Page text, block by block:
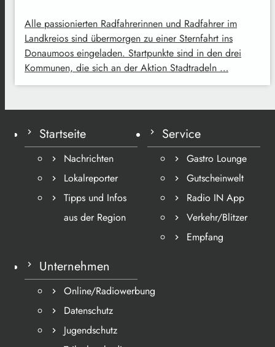
Alle passionierten Radfahrerinnen und Radfahrer im
Landkreios sind übermorgen zu einer Sternfahrt ins
Donaumoos eingeladen. Startpunkte sind in den drei
Kommunen, die sich an der Aktion Stadtradeln …
Startseite
Nachrichten
Lokalreporter
Tipps und Infos
aus der Region
Service
Gastro Lounge
Gutscheinwelt
Radio IN App
Verkehr/Blitzer
Empfang
Unternehmen
Online/Radiowerbung
Datenschutz
Jugendschutz